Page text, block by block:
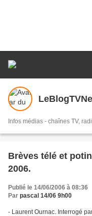
Infos médias - chaînes TV,
Brèves télé et
2006.
Publié le 14/06/2006 à 08:36
Par pascal 14/06 9h00
- Laurent Ournac. Interrogé